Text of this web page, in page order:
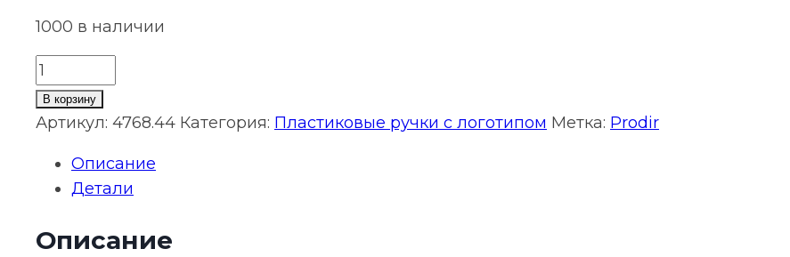
1000 в наличии
Количество
товара
Ручка
Prodir
DS3
голубая
В корзину
Артикул: 4768.44 Категория: Пластиковые ручки с логотипом Метка: Prodir
Описание
Детали
Описание